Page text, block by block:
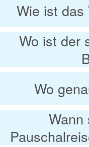
Wie ist das
Wo ist der
Wo
Wann